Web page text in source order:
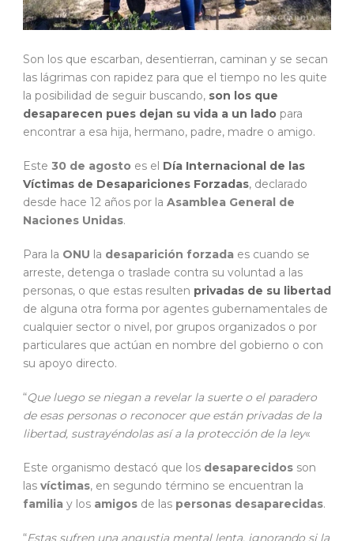
Son los que escarban, desentierran, caminan y se secan
las lágrimas con rapidez para que el tiempo no les quite
la posibilidad de seguir buscando, son los que
desaparecen pues dejan su vida a un lado para
encontrar a esa hija, hermano, padre, madre o amigo.
Este 30 de agosto es el Día Internacional de las
Víctimas de Desapariciones Forzadas, declarado
desde hace 12 años por la Asamblea General de
Naciones Unidas.
Para la ONU la desaparición forzada es cuando se
arreste, detenga o traslade contra su voluntad a las
personas, o que estas resulten privadas de su libertad
de alguna otra forma por agentes gubernamentales de
cualquier sector o nivel, por grupos organizados o por
particulares que actúan en nombre del gobierno o con
su apoyo directo.
“Que luego se niegan a revelar la suerte o el paradero
de esas personas o reconocer que están privadas de la
libertad, sustrayéndolas así a la protección de la ley«
Este organismo destacó que los desaparecidos son
las víctimas, en segundo término se encuentran la
familia y los amigos de las personas desaparecidas.
“Estas sufren una angustia mental lenta, ignorando si la